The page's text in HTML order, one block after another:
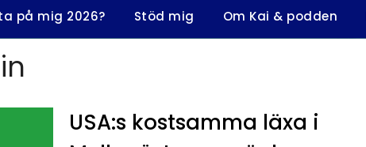
på mig 2026? Stöd mig Om Kai & podden
USA:s kostsamma läxa i